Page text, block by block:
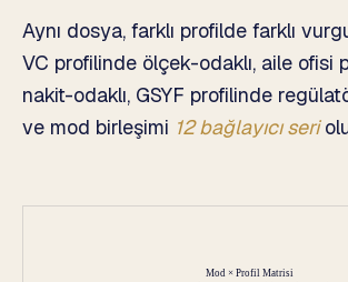
Aynı dosya, farklı profilde farklı
VC profilinde ölçek-odaklı, aile ofisi
nakit-odaklı, GSYF profilinde
ve mod birleşimi 12 bağlayıcı seri